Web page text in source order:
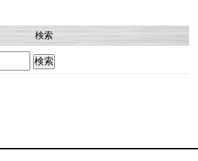
検索